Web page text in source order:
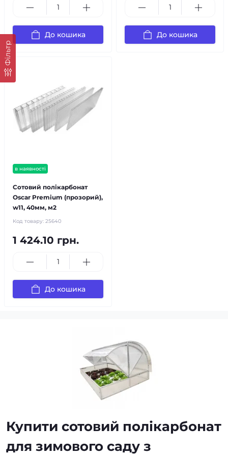
Фільтр
До кошика До кошика
в наявності
Сотовий полікарбонат
Oscar Premium (прозорий),
w11, 40мм, м2
Код товару: 25640
1 424.10 грн.
До кошика
Купити сотовий полікарбонат
для зимового саду з